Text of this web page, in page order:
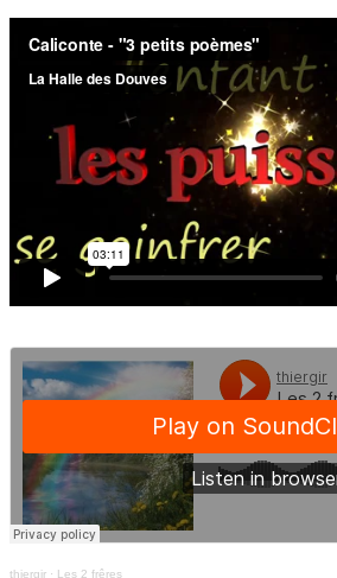
thiergir · Les 2 frêres